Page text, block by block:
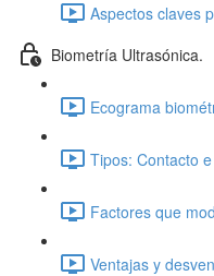
Aspectos claves
Biometría Ultrasónica.
Ecograma
Tipos: Contacto
Factores que
Ventajas y